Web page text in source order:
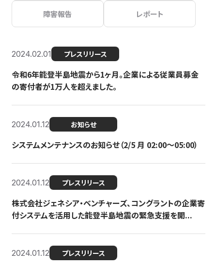
障害報告 レポート
2024.02.01 プレスリリース
令和6年能登半島地震から1ヶ月。企業による従業員募金
の寄付者が1万人を超えました。
2024.01.12 お知らせ
システムメンテナンスのお知らせ（2/5 月 02:00〜05:00）
2024.01.12 プレスリリース
株式会社ジェネシア・ベンチャーズ、コングラントの企業寄
付システムを活用した能登半島地震の緊急支援を開...
2024.01.12 プレスリリース